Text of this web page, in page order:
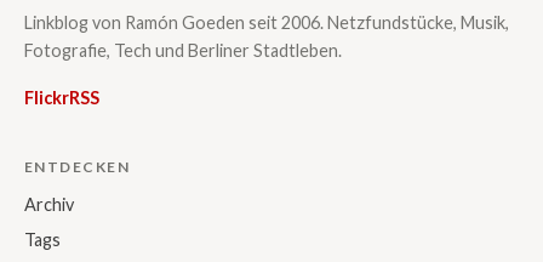
Linkblog von Ramón Goeden seit 2006. Netzfundstücke, Musik,
Fotografie, Tech und Berliner Stadtleben.
FlickrRSS
ENTDECKEN
Archiv
Tags